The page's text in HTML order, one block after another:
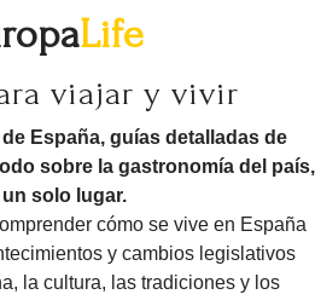
Life
viajar y vivir
España, guías detalladas de
sobre la gastronomía del país,
solo lugar.
cómo se vive en España
y cambios legislativos
la cultura, las tradiciones y los